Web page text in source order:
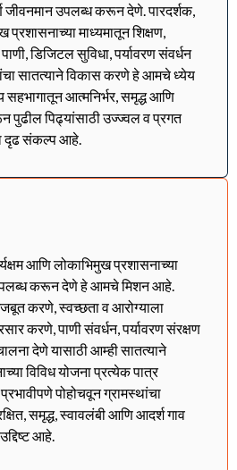
जीवनमान उपलब्ध करून देणे. पारदर्शक,
माध्यमातून शिक्षण,
डिजिटल सुविधा, पर्यावरण संवर्धन
सातत्याने विकास करणे हे आमचे ध्येय
आत्मनिर्भर, समृद्ध आणि
पुढील पिढ्यांसाठी उज्ज्वल व प्रगत
दृढ संकल्प आहे.
आणि लोकाभिमुख प्रशासनाच्या
उपलब्ध करून देणे हे आमचे मिशन आहे.
करणे, स्वच्छता व आरोग्याला
करणे, पाणी संवर्धन, पर्यावरण संरक्षण
देणे यासाठी आम्ही सातत्याने
विविध योजना प्रत्येक पात्र
पोहोचवून ग्रामस्थांचा
समृद्ध, स्वावलंबी आणि आदर्श गाव
आहे.